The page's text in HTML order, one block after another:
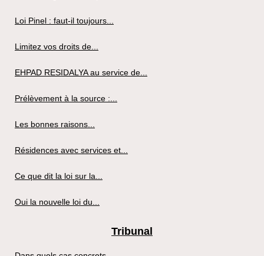
Loi Pinel : faut-il toujours...
Limitez vos droits de...
EHPAD RESIDALYA au service de...
Prélèvement à la source :...
Les bonnes raisons...
Résidences avec services et...
Ce que dit la loi sur la...
Oui la nouvelle loi du...
Tribunal